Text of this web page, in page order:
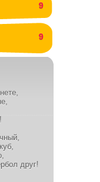
9
9
друг!